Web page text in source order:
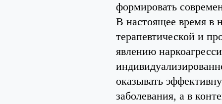
формировать
В настоящее время в
терапевтической и
явлению
оказывать
заболевания, а в